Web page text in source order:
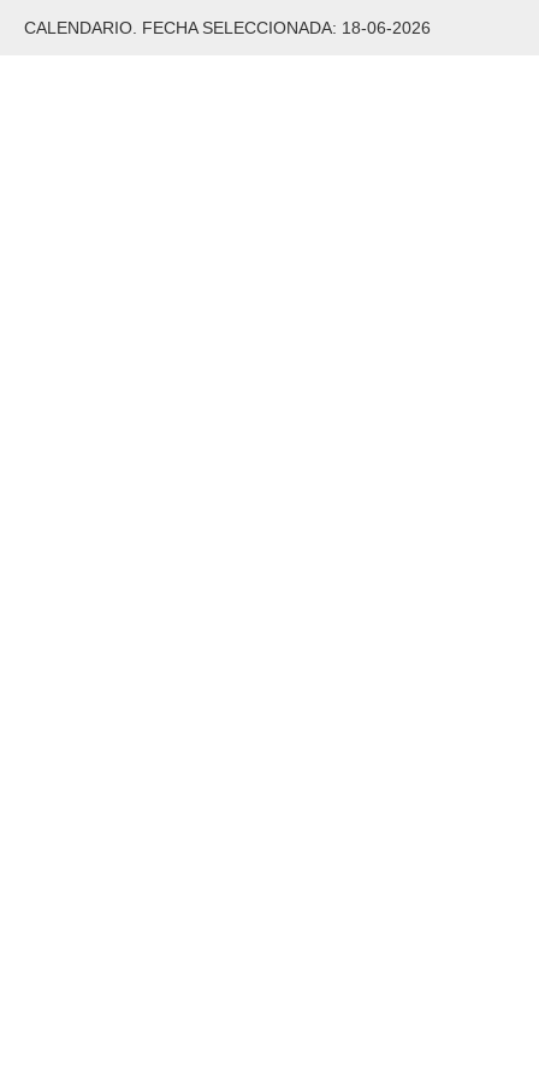
CALENDARIO. FECHA SELECCIONADA: 18-06-2026